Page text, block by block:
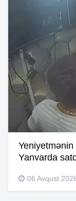
Yeniyetmənin
Yanvarda
06 Avqust